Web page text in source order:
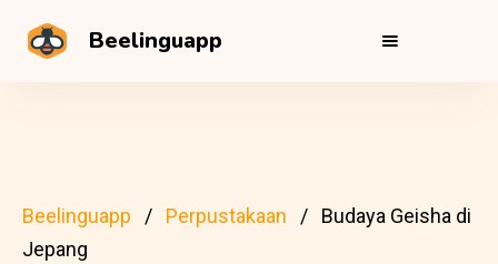
Beelinguapp
Beelinguapp Perpustakaan
Budaya Geisha di
Jepang